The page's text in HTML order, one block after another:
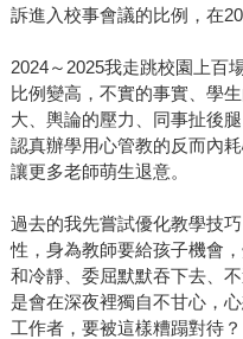
訴進入校事會議的比例，在
2024～2025我走跳校園上百
比例變高，不實的事實、學
大、輿論的壓力、同事扯後
認真辦學用心管教的反而內
讓更多老師萌生退意。
過去的我先嘗試優化教學技
性，身為教師要給孩子機會
和冷靜、委屈默默吞下去、
是會在深夜裡獨自不甘心，
工作者，要被這樣糟蹋對待？